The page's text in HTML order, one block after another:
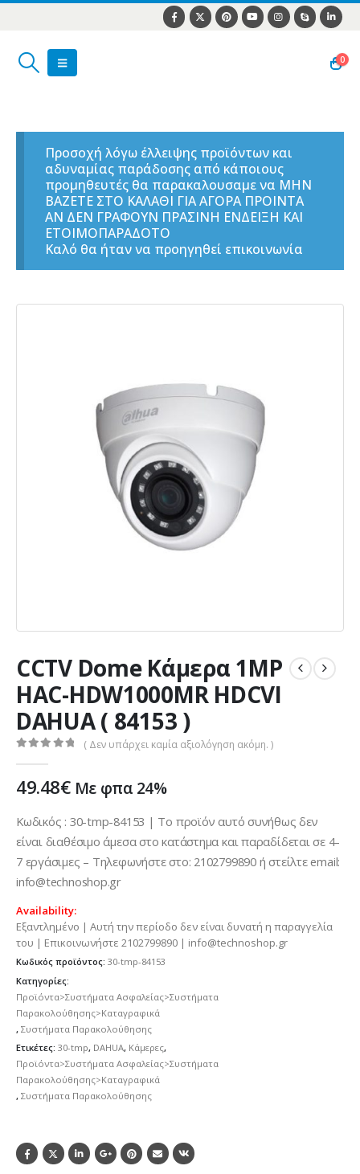
0
Προσοχή λόγω έλλειψης προϊόντων και
αδυναμίας παράδοσης από κάποιους
προμηθευτές θα παρακαλουσαμε να ΜΗΝ
ΒΑΖΕΤΕ ΣΤΟ ΚΑΛΑΘΙ ΓΙΑ ΑΓΟΡΑ ΠΡΟΙΝΤΑ
ΑΝ ΔΕΝ ΓΡΑΦΟΥΝ ΠΡΑΣΙΝΗ ΕΝΔΕΙΞΗ ΚΑΙ
ΕΤΟΙΜΟΠΑΡΑΔΟΤΟ
Καλό θα ήταν να προηγηθεί επικοινωνία
CCTV Dome Κάμερα 1MP
HAC-HDW1000MR HDCVI
DAHUA ( 84153 )
( Δεν υπάρχει καμία αξιολόγηση ακόμη. )
49.48€ Με φπα 24%
Κωδικός : 30-tmp-84153 | Το προϊόν αυτό συνήθως δεν
είναι διαθέσιμο άμεσα στο κατάστημα και παραδίδεται σε 4-
7 εργάσιμες – Τηλεφωνήστε στο: 2102799890 ή στείλτε email:
info@technoshop.gr
Availability:
Εξαντλημένο | Αυτή την περίοδο δεν είναι δυνατή η παραγγελία
του | Επικοινωνήστε 2102799890 | info@technoshop.gr
Κωδικός προϊόντος: 30-tmp-84153
Κατηγορίες:
Προϊόντα>Συστήματα Ασφαλείας>Συστήματα
Παρακολούθησης>Καταγραφικά
, Συστήματα Παρακολούθησης
Ετικέτες: 30-tmp, DAHUA, Κάμερες,
Προϊόντα>Συστήματα Ασφαλείας>Συστήματα
Παρακολούθησης>Καταγραφικά
, Συστήματα Παρακολούθησης